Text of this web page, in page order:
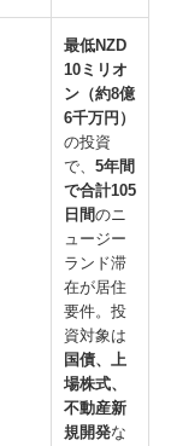
最低NZD
10ミリオ
ン（約8億
6千万円）
の投資
で、 5年間
で合計105
日間のニ
ュージー
ランド滞
在が居住
要件。投
資対象は
国債、上
場株式、
不動産新
規開発な